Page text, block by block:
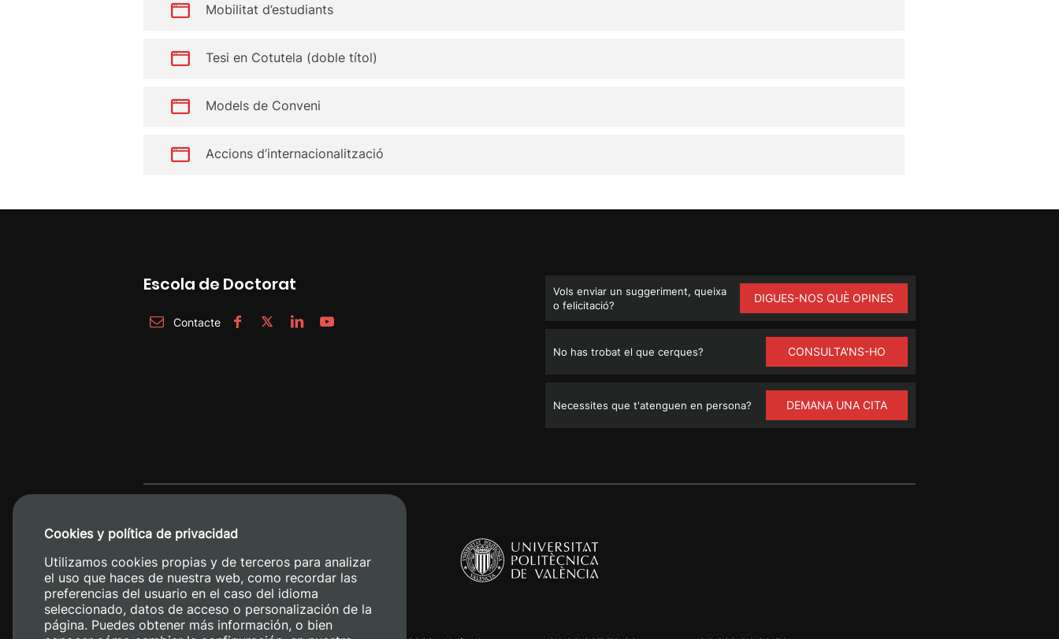
Mobilitat d’estudiants
Tesi en Cotutela (doble títol)
Models de Conveni
Accions d’internacionalització
Escola de Doctorat
Contacte
Vols enviar un suggeriment, queixa
o felicitació?
DIGUES-NOS QUÈ OPINES
No has trobat el que cerques? CONSULTA'NS-HO
Necessites que t'atenguen en persona? DEMANA UNA CITA
Cookies y política de privacidad
Utilizamos cookies propias y de terceros para analizar
el uso que haces de nuestra web, como recordar las
preferencias del usuario en el caso del idioma
seleccionado, datos de acceso o personalización de la
página. Puedes obtener más información, o bien